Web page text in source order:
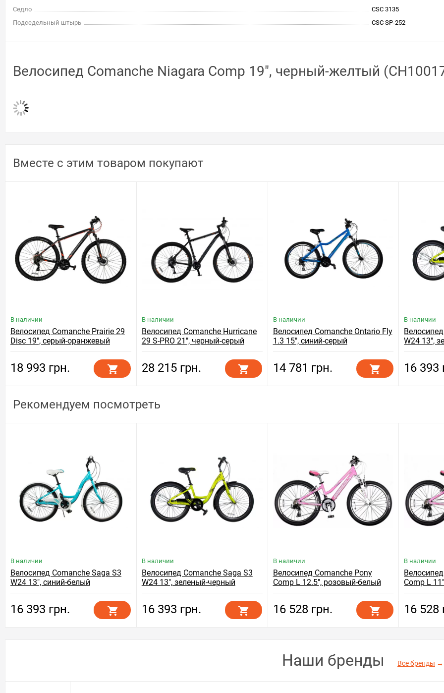
Седло
CSC 3135
Подседельный штырь
CSC SP-252
Велосипед Comanche Niagara Comp 19", черный-желтый
Вместе с этим товаром покупают
В наличии
Велосипед Comanche Prairie 29
Disc 19", серый-оранжевый
18 993 грн.
В наличии
Велосипед Comanche Hurricane
29 S-PRO 21", черный-серый
28 215 грн.
В наличии
Велосипед Comanche Ontario Fly
1.3 15", синий-серый
14 781 грн.
В наличии
W24 13",
16 393
Рекомендуем посмотреть
В наличии
Велосипед Comanche Saga S3
W24 13", синий-белый
16 393 грн.
В наличии
Велосипед Comanche Saga S3
W24 13", зеленый-черный
16 393 грн.
В наличии
Велосипед Comanche Pony
Comp L 12.5", розовый-белый
16 528 грн.
В наличии
Comp L
16 528
Наши бренды Все бренды →